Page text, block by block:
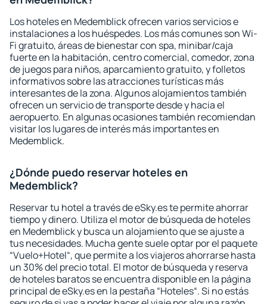
Los hoteles en Medemblick ofrecen varios servicios e
instalaciones a los huéspedes. Los más comunes son Wi-
Fi gratuito, áreas de bienestar con spa, minibar/caja
fuerte en la habitación, centro comercial, comedor, zona
de juegos para niños, aparcamiento gratuito, y folletos
informativos sobre las atracciones turísticas más
interesantes de la zona. Algunos alojamientos también
ofrecen un servicio de transporte desde y hacia el
aeropuerto. En algunas ocasiones también recomiendan
visitar los lugares de interés más importantes en
Medemblick.
¿Dónde puedo reservar hoteles en
Medemblick?
Reservar tu hotel a través de eSky.es te permite ahorrar
tiempo y dinero. Utiliza el motor de búsqueda de hoteles
en Medemblick y busca un alojamiento que se ajuste a
tus necesidades. Mucha gente suele optar por el paquete
“Vuelo+Hotel“, que permite a los viajeros ahorrarse hasta
un 30% del precio total. El motor de búsqueda y reserva
de hoteles baratos se encuentra disponible en la página
principal de eSky.es en la pestaña “Hoteles“. Si no estás